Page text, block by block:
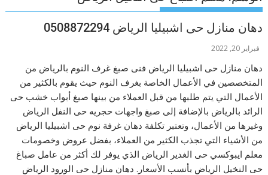
دهان منازل حى اشبيليا الرياض 0508872294
فبراير 20, 2022
دهان منازل حى اشبيليا الرياض فنى صبغ غرف النوم بالرياض من
المتخصصين في الأعمال الخاصة بغرف النوم حيث يقوم بالكثير من
الأعمال التي يتم طلبها من قبل العملاء من بينها صبغ أبواب خشب حى
الرائد بالرياض بالإضافة إلى صبغ واجهات حجريه حى النفل الرياض
وغيرها من الأعمال، وتعتبر تكلفة دهان غرفة نوم حى اشبيليا الرياض
من الأشياء التي تجذب الكثير من العملاء، بفضل عروض وخصومات
معلم ايبوكسي حى الغدير الرياض الذي يوفر لك أكثر من عامل صباغ
حى النخيل الرياض بأنسب الأسعار. دهان منازل حى الورود الرياض